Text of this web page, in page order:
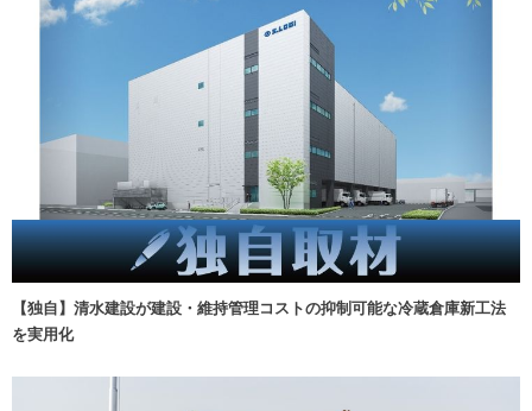
【独自】清水建設が建設・維持管理コストの抑制可能な冷蔵倉庫新工法
を実用化